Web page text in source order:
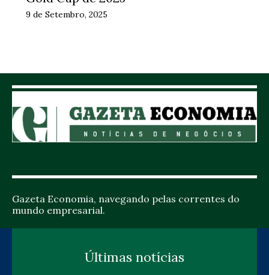
9 de Setembro, 2025
Gazeta Economia, navegando pelas correntes do
mundo empresarial.
Últimas notícias